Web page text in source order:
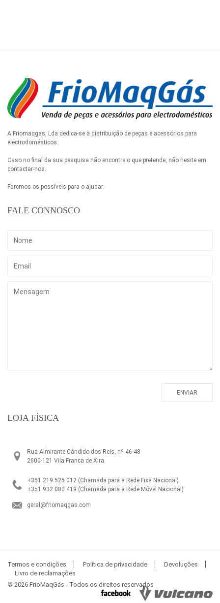
A Friomaqgas, Lda dedica-se à distribuição de peças e acessórios para
electrodomésticos.
Caso no final da sua pesquisa não encontre o que pretende, não hesite em
contactar-nos.
Faremos os possíveis para o ajudar.
FALE CONNOSCO
LOJA FÍSICA
Rua Almirante Cândido dos Reis, nº 46-48
2600-121 Vila Franca de Xira
+351 219 525 012 (Chamada para a Rede Fixa Nacional)
+351 932 080 419 (Chamada para a Rede Móvel Nacional)
geral@friomaqgas.com
Termos e condições Política de privacidade
Devoluções
Livro de reclamações
© 2026 FrioMaqGás - Todos os direitos reservados